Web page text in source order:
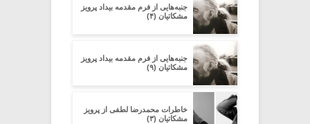
جنبه‌هایی از فرم مقدمه‌ بیداد پرویز
مشکاتیان (۴)
جنبه‌هایی از فرم مقدمه‌ بیداد پرویز
مشکاتیان (۹)
خاطرات محمدرضا لطفی از پرویز
مشکاتیان (۳)